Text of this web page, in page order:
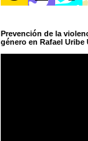
Prevención de la
género en Rafael Uribe